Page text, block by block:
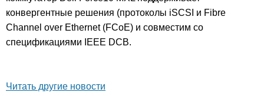
конвергентные решения (протоколы iSCSI и Fibre
Channel over Ethernet (FCoE) и совместим со
спецификациями IEEE DCB.
Читать другие новости